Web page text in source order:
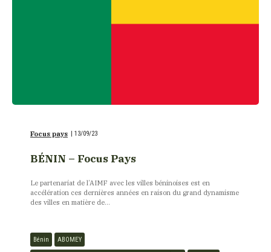
Focus pays | 13/09/23
BÉNIN – Focus Pays
Le partenariat de l’AIMF avec les villes béninoises est en
accélération ces dernières années en raison du grand dynamisme
des villes en matière de...
Bénin ABOMEY